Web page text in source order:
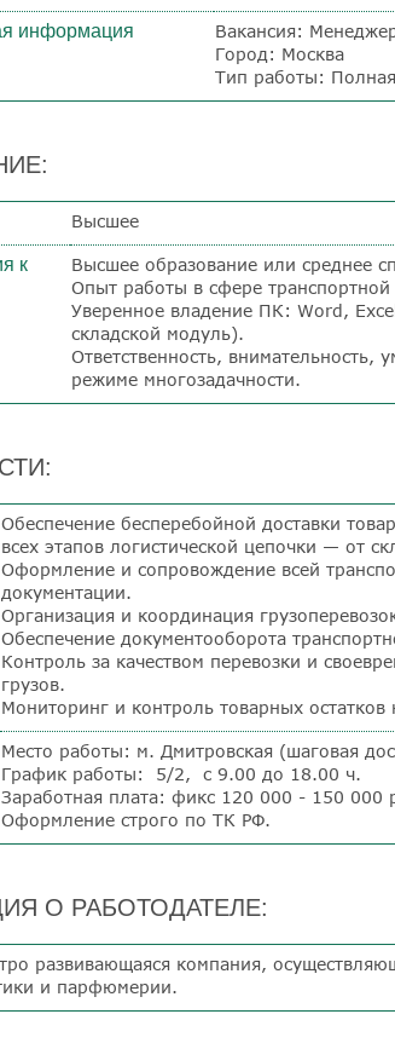
информация
Вакансия:
Город: Москва
Тип работы: Полная
Высшее
к
Высшее образование или среднее
Опыт работы в сфере транспортной
Уверенное владение ПК: Word,
складской модуль).
Ответственность, внимательность,
режиме многозадачности.
Обеспечение бесперебойной доставки
всех этапов логистической цепочки — от
Оформление и сопровождение всей
документации.
Организация и координация
Обеспечение документооборота
Контроль за качеством перевозки и
грузов.
Мониторинг и контроль товарных остатков
Место работы: м. Дмитровская (шаговая
График работы: 5/2, с 9.00 до 18.00 ч.
Заработная плата: фикс 120 000 - 150 000
Оформление строго по ТК РФ.
О РАБОТОДАТЕЛЕ:
развивающаяся компания,
и парфюмерии.